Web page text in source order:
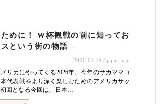
めに！ W杯観戦の前に知ってお
という街の物語―
2026-01-14 / japa-rican
リカにやってくる2026年。今年のサカママコ
代表戦をより深く楽しむためのアメリカサッ
回となる今回は、日本…